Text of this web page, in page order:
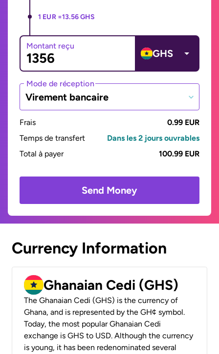
1 EUR =13.56 GHS
Montant reçu
GHS
Mode de réception
Virement bancaire
Frais
0.99 EUR
Temps de transfert
Dans les 2 jours ouvrables
Total à payer
100.99 EUR
Send Money
Currency Information
Ghanaian Cedi (GHS)
The Ghanaian Cedi (GHS) is the currency of
Ghana, and is represented by the GH¢ symbol.
Today, the most popular Ghanaian Cedi
exchange is GHS to USD. Although the currency
is young, it has been redenominated several